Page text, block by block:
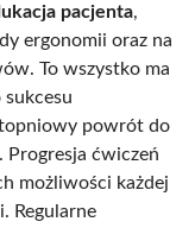
pacjenta,
ergonomii oraz na
To wszystko ma
sukcesu
powrót do
Progresja ćwiczeń
możliwości każdej
Regularne